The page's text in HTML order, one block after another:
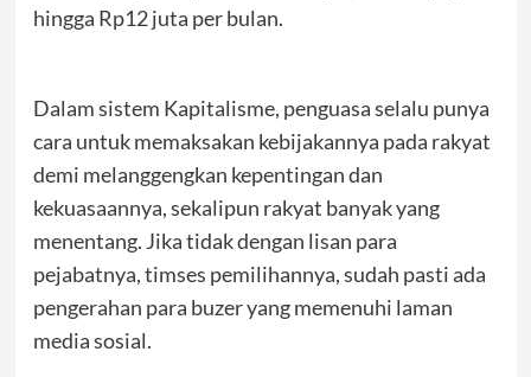
hingga Rp12 juta per bulan.
Dalam sistem Kapitalisme, penguasa selalu punya
cara untuk memaksakan kebijakannya pada rakyat
demi melanggengkan kepentingan dan
kekuasaannya, sekalipun rakyat banyak yang
menentang. Jika tidak dengan lisan para
pejabatnya, timses pemilihannya, sudah pasti ada
pengerahan para buzer yang memenuhi laman
media sosial.